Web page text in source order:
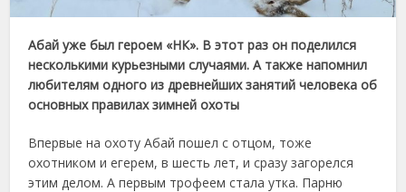
Абай уже был героем «НК». В этот раз он поделился
несколькими курьезными случаями. А также напомнил
любителям одного из древнейших занятий человека об
основных правилах зимней охоты
Впервые на охоту Абай пошел с отцом, тоже
охотником и егерем, в шесть лет, и сразу загорелся
этим делом. А первым трофеем стала утка. Парню